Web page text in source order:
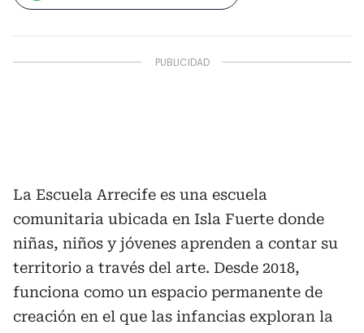
La Escuela Arrecife es una escuela
comunitaria ubicada en Isla Fuerte donde
niñas, niños y jóvenes aprenden a contar su
territorio a través del arte. Desde 2018,
funciona como un espacio permanente de
creación en el que las infancias exploran la